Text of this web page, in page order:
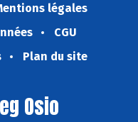
légales
CGU
Plan du site
Osio